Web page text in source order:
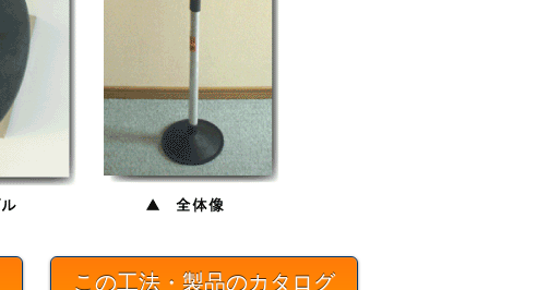
この工法・製品のカタログ